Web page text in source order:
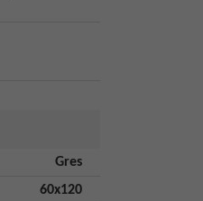
Gres
60x120